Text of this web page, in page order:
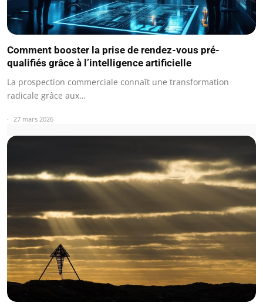
Comment booster la prise de rendez-vous pré-
qualifiés grâce à l’intelligence artificielle
La prospection commerciale connaît une transformation
radicale grâce aux…
27 mars 2026